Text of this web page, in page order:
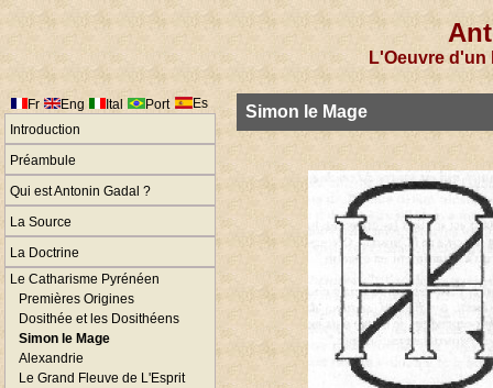
L'Oeuvre
Fr Eng Ital Port
Es
Introduction
Préambule
Qui est Antonin Gadal ?
La Source
La Doctrine
Le Catharisme Pyrénéen
Premières Origines
Dosithée et les Dosithéens
Simon le Mage
Alexandrie
Le Grand Fleuve de L'Esprit
Simon le Mage